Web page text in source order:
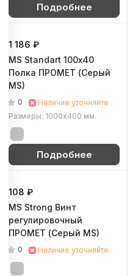
Подробнее
1 186 ₽
MS Standart 100х40
Полка ПРОМЕТ (Серый
MS)
0
Наличие уточняйте
Размеры: 1000х400 мм.
Подробнее
108 ₽
MS Strong Винт
регулировочный
ПРОМЕТ (Серый MS)
0 Наличие уточняйте